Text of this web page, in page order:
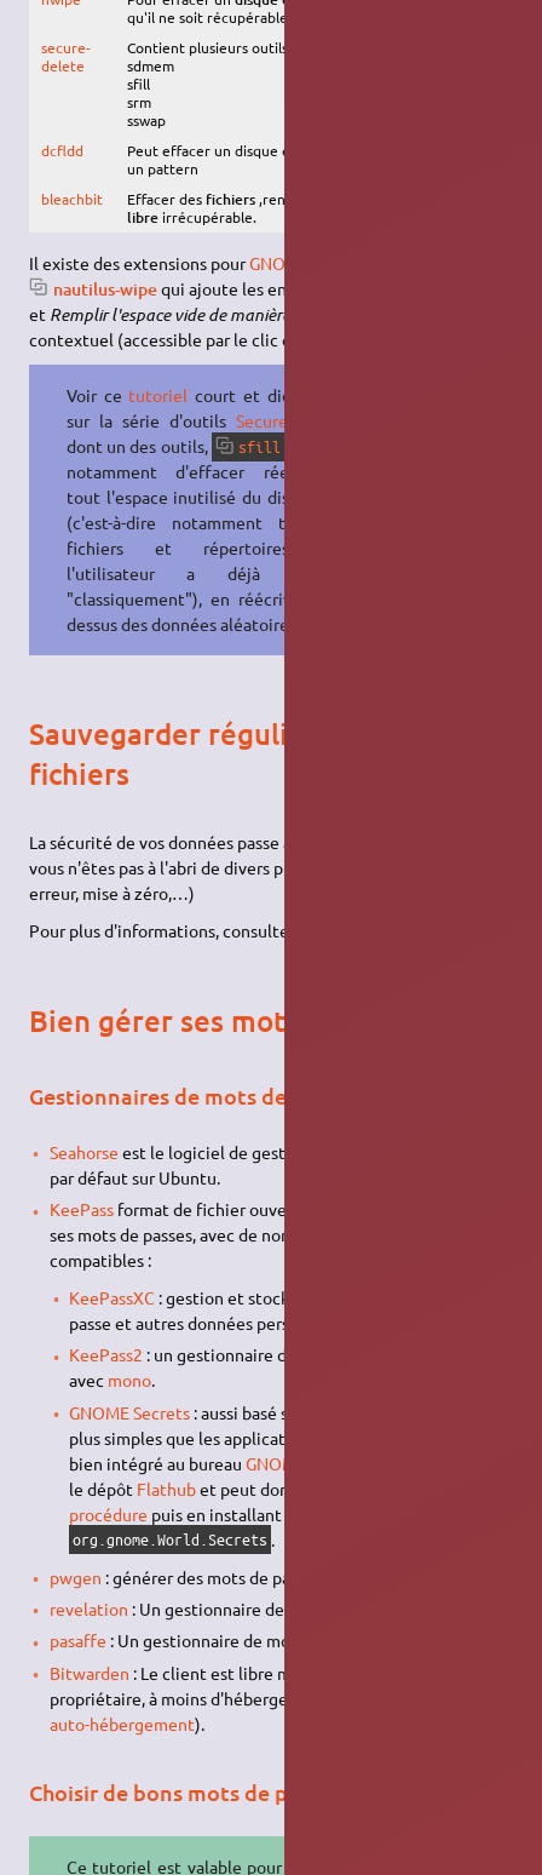
qu'il ne soit récupérable.
secure-
delete
Contient plusieurs outils :
sdmem
sfill
srm
sswap
dcfldd
Peut effacer un disque en utilisant
un pattern
bleachbit
Effacer des fichiers ,rendre l'
libre irrécupérable.
Il existe des extensions pourGNOME Fichiers
nautilus-wipequi ajoute les entrées
et Remplir l'espace vide de manière sécurisée
contextuel (accessible par le clic droit).
Voir ce tutoriel court et didactique
sur la série d'outils Secure-Delete
dont un des outils,
sfill
notamment d'effacer réellement
tout l'espace inutilisé du disque dur
(c'est-à-dire notamment tous les
fichiers et répertoires que
l'utilisateur a déjà effacés
"classiquement"), en réécrivant par
dessus des données aléatoires.
Sauvegarder régulièrement ses
fichiers
La sécurité de vos données passe aussi par leur sauvegarde, car
vous n'êtes pas à l'abri de divers problèmes (suppression par
erreur, mise à zéro,…)
Pour plus d'informations, consulter le portail
Bien gérer ses mots de passe
Gestionnaires de mots de passe
Seahorse est le logiciel de gestion de mots de passe installé
par défaut sur Ubuntu.
KeePassformat de fichier ouvert pour l'enregistrement de
ses mots de passes, avec de nombreuses applications
compatibles :
KeePassXC : gestion et stockage sécurisé de mots de
passe et autres données personnelles.
KeePass2 : un gestionnaire de mots de passe qui tourne
avec mono.
GNOME Secrets : aussi basé sur
plus simples que les applications précédentes, et très
bien intégré au bureauGNOME
le dépôt Flathubet peut donc s'installer en suivant
procédure puis en installant le paquet
org.gnome.World.Secrets .
pwgen : générer des mots de passe pour vos sessions
revelation : Un gestionnaire de mots de passe.
pasaffe : Un gestionnaire de mots de passe.
Bitwarden : Le client est libre mais le service
propriétaire, à moins d'héberger soi-même le serveur (voir
auto-hébergement).
Choisir de bons mots de passe
Ce tutoriel est valable pour tous les